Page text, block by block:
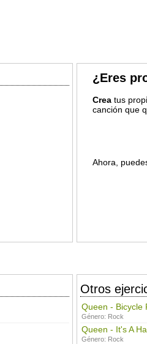
¿Eres
Creatus
canción que
Ahora,
Otros
Queen - Bicycle
Género: Rock
Queen - It's A
Género: Rock